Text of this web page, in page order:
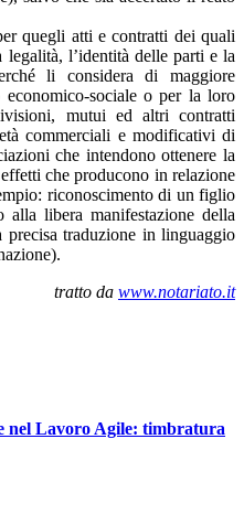
quegli atti e contratti dei quali
l’identità delle parti e la
li considera di maggiore
sociale o per la loro
mutui ed altri contratti
commerciali e modificativi di
che intendono ottenere la
che producono in relazione
riconoscimento di un figlio
alla libera manifestazione della
precisa traduzione in linguaggio
tratto da www.notariato.it
nel Lavoro Agile: timbratura